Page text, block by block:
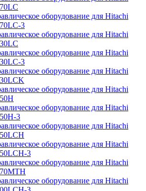
оборудование для Hitachi
3
оборудование для Hitachi
оборудование для Hitachi
3
оборудование для Hitachi
оборудование для Hitachi
оборудование для Hitachi
3
оборудование для Hitachi
оборудование для Hitachi
3
оборудование для Hitachi
оборудование для Hitachi